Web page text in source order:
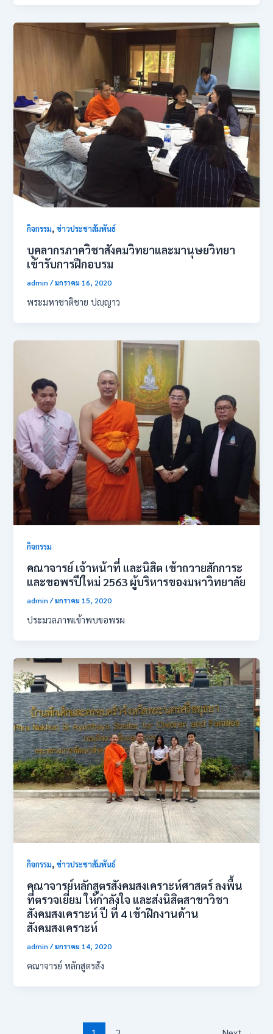
กิจกรรม,ข่าวประชาสัมพันธ์
บุคลากรภาควิชาสังคมวิทยาและมานุษยวิทยา
เข้ารับการฝึกอบรม
admin/มกราคม 16, 2020
พระมหาชาติชาย ปญฺญาว
กิจกรรม
คณาจารย์ เจ้าหน้าที่ และนิสิต เข้าถวายสักการะ
และขอพรปีใหม่ 2563 ผู้บริหารของมหาวิทยาลัย
admin/มกราคม 15, 2020
ประมวลภาพเข้าพบขอพรผ
กิจกรรม,ข่าวประชาสัมพันธ์
คณาจารย์หลักสูตรสังคมสงเคราะห์ศาสตร์ ลงพื้น
ที่ตรวจเยี่ยม ให้กำลังใจ และส่งนิสิตสาขาวิชา
สังคมสงเคราะห์ ปี ที่ 4 เข้าฝึกงานด้าน
สังคมสงเคราะห์
admin/มกราคม 14, 2020
คณาจารย์ หลักสูตรสัง